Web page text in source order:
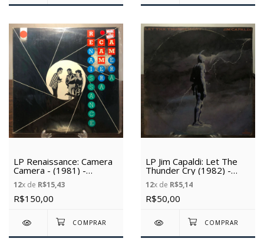
LP Renaissance: Camera
Camera - (1981) -
(Importado) - (Vinil
Usado)
12x de R$15,43
R$150,00
LP Jim Capaldi: Let The
Thunder Cry (1982) -
(Vinil Usado)
12x de R$5,14
R$50,00